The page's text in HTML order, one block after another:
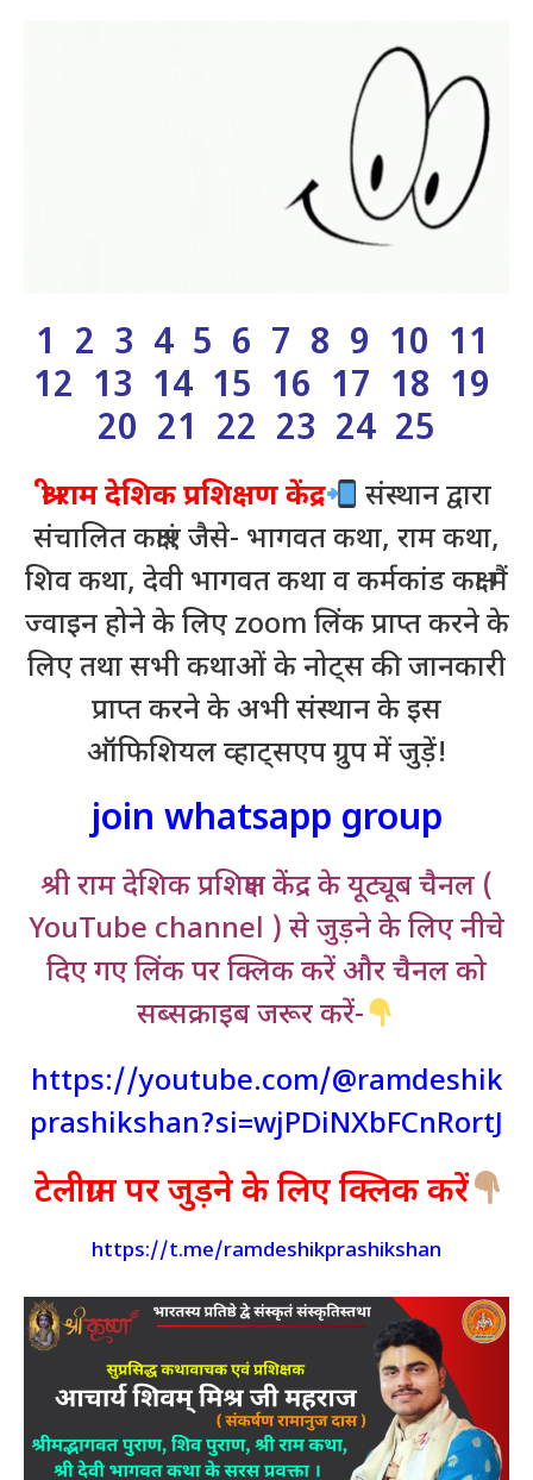
1 2 3 4 5 6 7 8 9 10 11
12 13 14 15 16 17 18 19
20 21 22 23 24 25
श्री राम देशिक प्रशिक्षण केंद्र
संस्थान द्वारा
संचालित कक्षाएं जैसे- भागवत कथा, राम कथा,
शिव कथा, देवी भागवत कथा व कर्मकांड कक्षा मैं
ज्वाइन होने के लिए zoom लिंक प्राप्त करने के
लिए तथा सभी कथाओं के नोट्स की जानकारी
प्राप्त करने के अभी संस्थान के इस
ऑफिशियल व्हाट्सएप ग्रुप में जुड़ें!
join whatsapp group
श्री राम देशिक प्रशिक्षण केंद्र के यूट्यूब चैनल (
YouTube channel ) से जुड़ने के लिए नीचे
दिए गए लिंक पर क्लिक करें और चैनल को
सब्सक्राइब जरूर करें-
https://youtube.com/@ramdeshik
prashikshan?si=wjPDiNXbFCnRortJ
टेलीग्राम पर जुड़ने के लिए क्लिक करें
https://t.me/ramdeshikprashikshan